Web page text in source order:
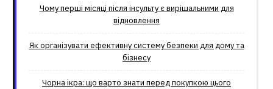
Чому перші місяці після інсульту є вирішальними для
відновлення
Як організувати ефективну систему безпеки для дому та
бізнесу
Чорна ікра: що варто знати перед покупкою цього